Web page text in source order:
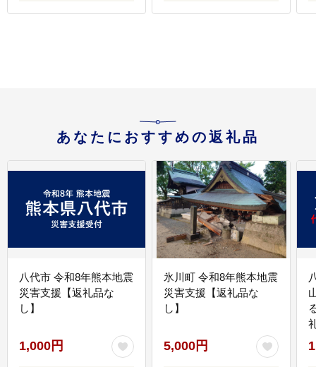
あなたにおすすめの返礼品
八代市 令和8年熊本地震
災害支援【返礼品な
し】
1,000円
氷川町 令和8年熊本地震
災害支援【返礼品な
し】
5,000円